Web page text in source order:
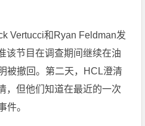
Vertucci和Ryan Feldman发
该节目在调查期间继续在油
被撤回。第二天，HCL澄清
，但他们知道在最近的一次
件。